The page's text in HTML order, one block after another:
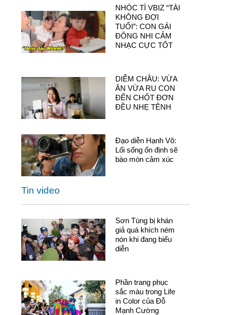
NHÓC TÌ VBIZ “TÀI
KHÔNG ĐỢI
TUỔI”: CON GÁI
ĐÔNG NHI CẢM
NHẠC CỰC TỐT
DIỄM CHÂU: VỪA
ĂN VỪA RU CON
ĐẾN CHỐT ĐƠN
ĐỀU NHẸ TÊNH
Đạo diễn Hạnh Võ:
Lối sống ổn định sẽ
bào mòn cảm xúc
Tin video
Sơn Tùng bị khán
giả quá khích ném
nón khi đang biểu
diễn
Phần trang phục
sắc màu trong Life
in Color của Đỗ
Mạnh Cường